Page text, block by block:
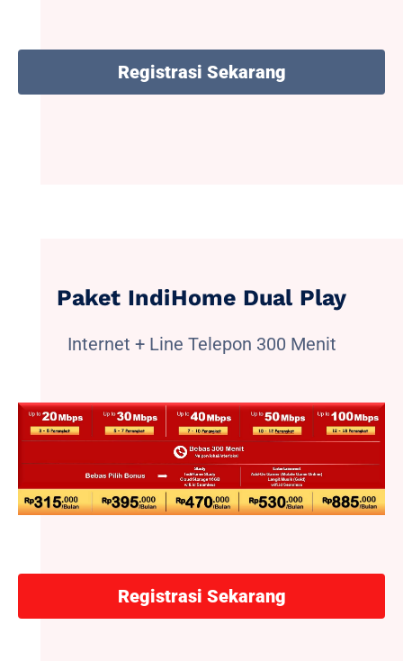
Registrasi Sekarang
Paket IndiHome Dual Play
Internet + Line Telepon 300 Menit
Registrasi Sekarang